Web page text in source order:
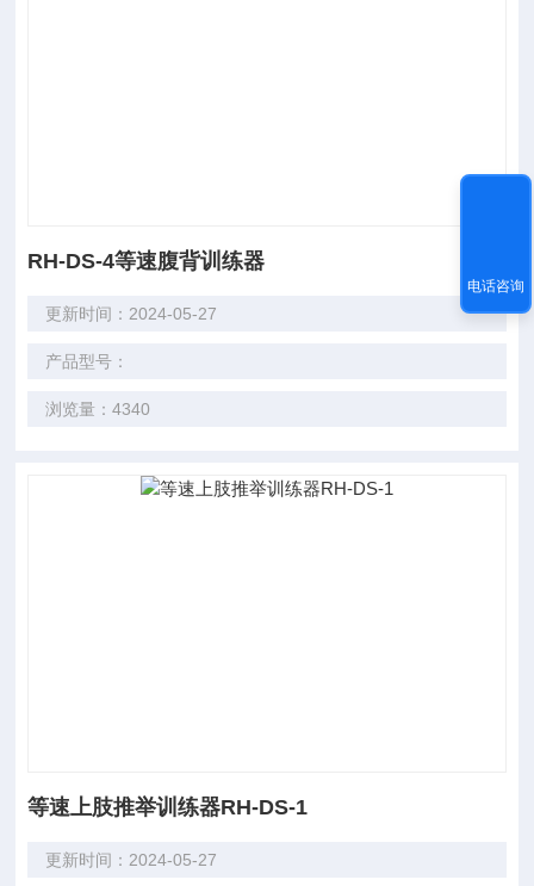
RH-DS-4等速腹背训练器
更新时间：2024-05-27
产品型号：
浏览量：4340
等速上肢推举训练器RH-DS-1
更新时间：2024-05-27
电话咨询